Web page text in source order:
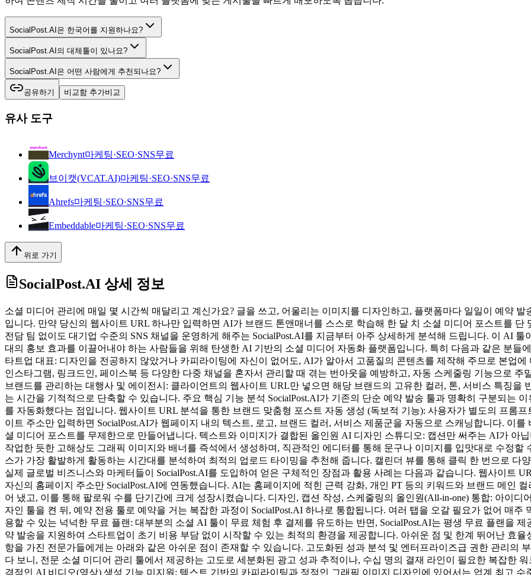
SocialPost.AI은 한국어를 지원하나요?
SocialPost.AI의 대체툴이 있나요?
SocialPost.AI은 어떤 사람에게 추천되나요?
공유하기 비교함 추가비교
유사 도구
Merchynt마케팅·SEO·SNS무료
브이캣(VCAT.AI)마케팅·SEO·SNS무료
Ahrefs마케팅·SEO·SNS무료
Embeddable마케팅·SEO·SNS무료
위로 가기
SocialPost.AI 상세 정보
소셜 미디어 관리에 매일 몇 시간씩 매달리고 계신가요? 글을 쓰고, 어울리는 이미지를 디자인하고, 플랫폼마다 일일이 예약
입니다. 만약 당신의 웹사이트 URL 하나만 입력하면 AI가 브랜드 톤앤매너를 스스로 학습해 한 달 치 소셜 미디어 포스트를 단
전담 팀 없이도 대기업 수준의 SNS 채널을 운영하게 해주는 SocialPost.AI를 지금부터 아주 상세하게 분석해 드립니다. 이 AI 툴
대의 홍보 효과를 이끌어내야 하는 사람들을 위해 탄생한 AI 기반의 소셜 미디어 자동화 플랫폼입니다. 특히 다음과 같은 분들
타트업 대표: 디자인을 전공하지 않았거나 카피라이팅에 자신이 없어도, AI가 알아서 고품질의 콘텐츠를 제작해 주므로 본업
인스타그램, 링크드인, 페이스북 등 다양한 다중 채널을 혼자서 관리할 때 겪는 번아웃을 예방하고, 자동 스케줄링 기능으로 주
브랜드를 관리하는 대행사 및 에이전시: 클라이언트의 웹사이트 URL만 넣으면 해당 브랜드의 고유한 컬러, 톤, 서비스 특징을
는 시간을 기적적으로 단축할 수 있습니다. 주요 핵심 기능 분석 SocialPost.AI가 기존의 단순 예약 발송 툴과 명확히 구분되는
를 자동화했다는 점입니다. 웹사이트 URL 분석을 통한 브랜드 맞춤형 포스트 자동 생성 (독보적 기능): 사용자가 별도의 프롬
이트 주소만 입력하면 SocialPost.AI가 웹페이지 내의 텍스트, 로고, 브랜드 컬러, 서비스 제품군을 자동으로 스캐닝합니다. 이
셜 미디어 포스트를 무제한으로 만들어냅니다. 텍스트와 이미지가 결합된 올인원 AI 디자인 스튜디오: 캡션만 써주는 AI가 아
작업한 듯한 고해상도 그래픽 이미지와 배너를 즉석에서 생성하며, 직관적인 에디터를 통해 문구나 이미지를 입맛대로 수정할
스가 가장 활발하게 활동하는 시간대를 분석하여 최적의 업로드 타이밍을 추천해 줍니다. 캘린더 뷰를 통해 클릭 한 번으로 다
실제 글로벌 비즈니스와 마케터들이 SocialPost.AI를 도입하여 얻은 구체적인 장점과 활용 사례는 다음과 같습니다. 웹사이트
자신의 홈페이지 주소만 SocialPost.AI에 연동했습니다. AI는 홈페이지에 적힌 근력 강화, 개인 PT 등의 키워드와 브랜드 메인
어 냈고, 이를 통해 팔로워 수를 단기간에 크게 성장시켰습니다. 디자인, 캡션 작성, 스케줄링의 올인원(All-in-one) 통합: 아이디
자인 툴을 켠 뒤, 예약 전용 툴로 예약을 거는 복잡한 과정이 SocialPost.AI 하나로 통합됩니다. 여러 탭을 오갈 필요가 없어 매
용할 수 있는 넉넉한 무료 플랜: 대부분의 소셜 AI 툴이 무료 체험 후 결제를 유도하는 반면, SocialPost.AI는 평생 무료 플랜을
약 발송을 지원하여 스타트업이 초기 비용 부담 없이 시작할 수 있는 최적의 환경을 제공합니다. 아쉬운 점 및 한계 뛰어난 효
항을 가진 전문가들에게는 아래와 같은 아쉬운 점이 존재할 수 있습니다. 고도화된 성과 분석 및 엔터프라이즈급 권한 관리의
다 보니, 전문 소셜 미디어 관리 툴에서 제공하는 고도로 세분화된 광고 성과 추적이나, 수십 명의 결재 라인이 필요한 복잡한
격적인 AI 비디오(영상) 생성 기능 미지원: 텍스트 기반의 카피라이팅과 정적인 그래픽 이미지 디자인에 있어서는 업계 최고